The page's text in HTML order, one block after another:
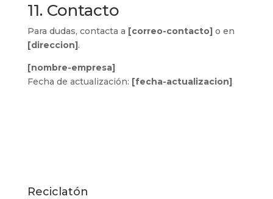
11. Contacto
Para dudas, contacta a [correo-contacto]o en
[direccion].
[nombre-empresa]
Fecha de actualización: [fecha-actualizacion]
Reciclatón